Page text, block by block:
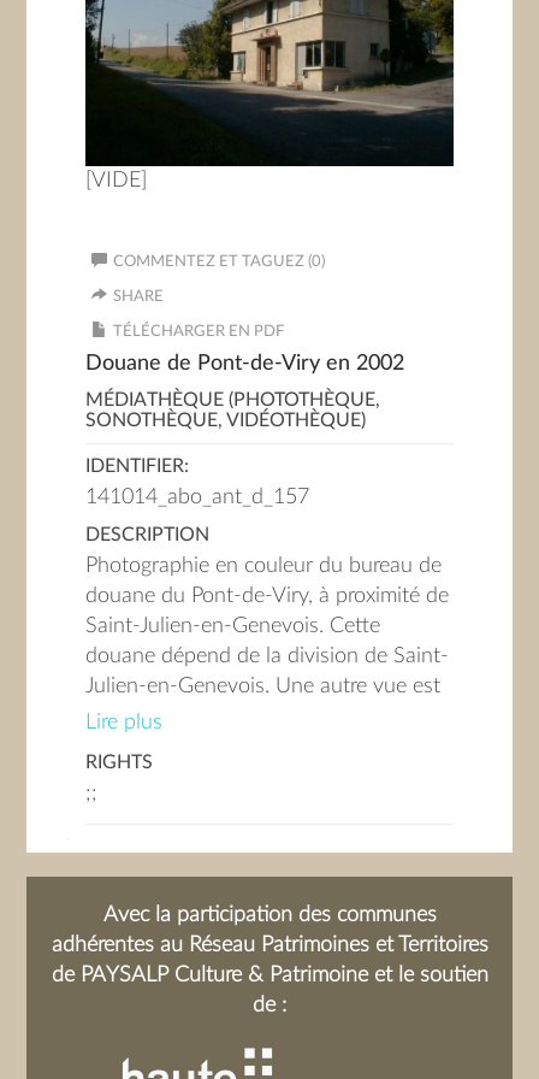
[VIDE]
COMMENTEZ ET TAGUEZ (0)
SHARE
TÉLÉCHARGER EN PDF
Douane de Pont-de-Viry en 2002
MÉDIATHÈQUE (PHOTOTHÈQUE,
SONOTHÈQUE, VIDÉOTHÈQUE)
IDENTIFIER:
141014_abo_ant_d_157
DESCRIPTION
Photographie en couleur du bureau de
douane du Pont-de-Viry, à proximité de
Saint-Julien-en-Genevois. Cette
douane dépend de la division de Saint-
Julien-en-Genevois. Une autre vue est
visible dans le diaporama.
Lire plus
RIGHTS
;;
Avec la participation des communes
adhérentes au Réseau Patrimoines et Territoires
de PAYSALP Culture & Patrimoine et le soutien
de :